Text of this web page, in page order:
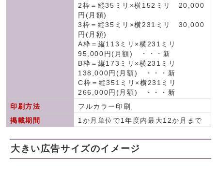
2枠＝縦35ミリ×横152ミリ 20,000
円(月額)
3枠＝縦35ミリ×横231ミリ 30,000
円(月額)
A枠＝縦113ミリ×横231ミリ
95,000円(月額) ・・・新
B枠＝縦173ミリ×横231ミリ
138,000円(月額) ・・・新
C枠＝縦351ミリ×横231ミリ
266,000円(月額) ・・・新
印刷方法
フルカラー印刷
掲載期間
1か月単位で1年度内最大12か月まで
大きい広告サイズのイメージ